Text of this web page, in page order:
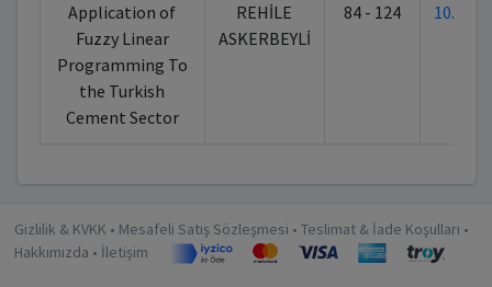
Application of
Fuzzy Linear
Programming To
the Turkish
Cement Sector
REHİLE
ASKERBEYLİ
84 - 124
Gizlilik & KVKK • Mesafeli Satış Sözleşmesi • Teslimat & İade Koşulları •
Hakkımızda • İletişim